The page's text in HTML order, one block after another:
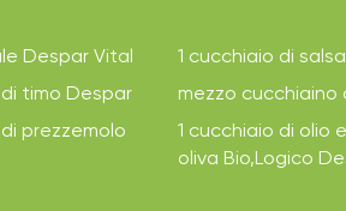
Despar Vital
1 cucchiaio di
timo Despar
mezzo cucchiaino
prezzemolo
1 cucchiaio di olio
oliva Bio,Logico